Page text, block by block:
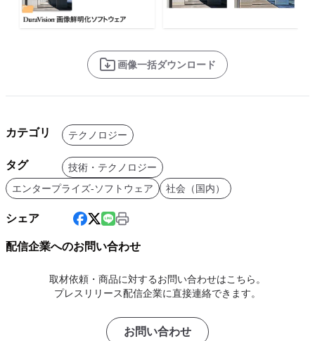
画像一括ダウンロード
カテゴリ テクノロジー
タグ
技術・テクノロジー
エンタープライズ-ソフトウェア
社会（国内）
シェア
配信企業へのお問い合わせ
取材依頼・商品に対するお問い合わせはこちら。
プレスリリース配信企業に直接連絡できます。
お問い合わせ